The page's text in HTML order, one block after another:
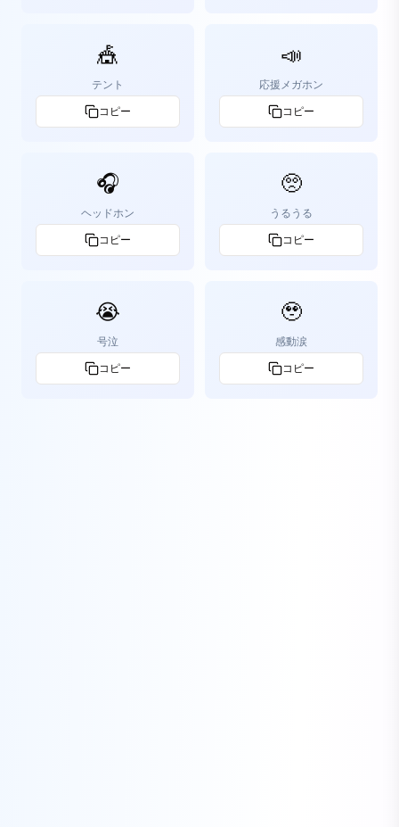
🎪
テント
コピー
📣
応援メガホン
コピー
🎧
ヘッドホン
コピー
🥺
うるうる
コピー
😭
号泣
コピー
🥹
感動涙
コピー